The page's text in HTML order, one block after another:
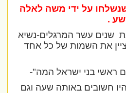
על ידי משה לאלה
.
שנים עשר המרגלים-נשיא
את השמות של כל אחד
ראשי בני ישראל המה"-
חשובים באותה שעה וגם